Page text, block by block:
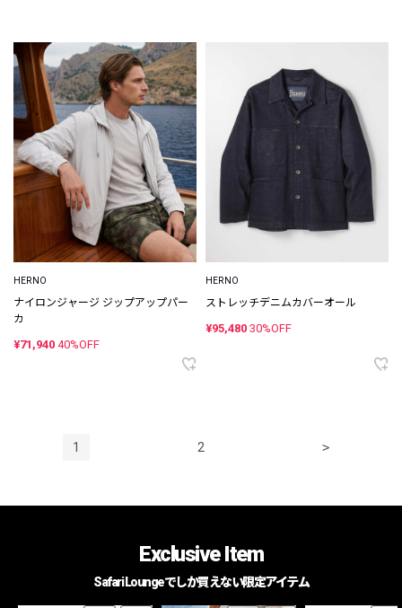
HERNO
ナイロンジャージ ジップアップパー
カ
¥71,940 40%OFF
HERNO
ストレッチデニムカバーオール
¥95,480 30%OFF
1 2 >
Exclusive Item
Safari Loungeでしか買えない限定アイテム